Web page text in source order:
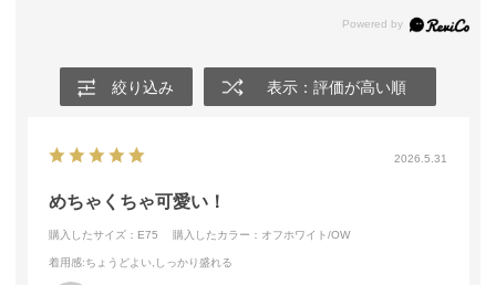
絞り込み 表示：評価が高い順
2026.5.31
めちゃくちゃ可愛い！
購入したサイズ：E75 購入したカラー：オフホワイト/OW
着用感:ちょうどよい,しっかり盛れる